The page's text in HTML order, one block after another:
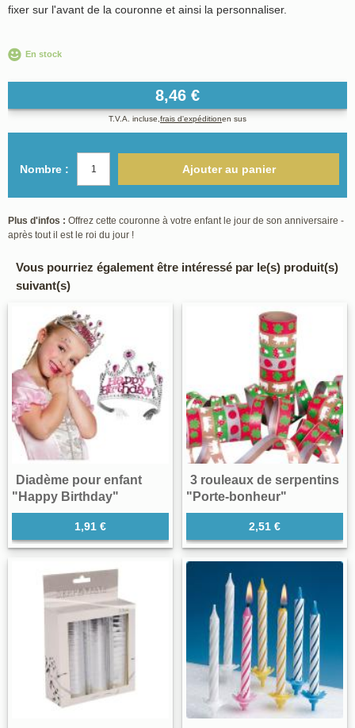
fixer sur l'avant de la couronne et ainsi la personnaliser.
En stock
8,46 €
T.V.A. incluse, frais d'expéditionen sus
Nombre : Ajouter au panier
Plus d'infos : Offrez cette couronne à votre enfant le jour de son anniversaire -
après tout il est le roi du jour !
Vous pourriez également être intéressé par le(s) produit(s)
suivant(s)
Diadème pour enfant
"Happy Birthday"
1,91 €
3 rouleaux de serpentins
"Porte-bonheur"
2,51 €